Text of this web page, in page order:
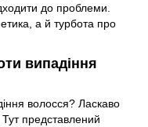
до проблеми.
а й турбота про
випадіння
волосся? Ласкаво
представлений